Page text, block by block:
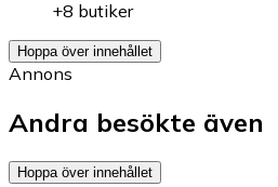
+8 butiker
Hoppa över innehållet
Annons
Andra besökte även
Hoppa över innehållet